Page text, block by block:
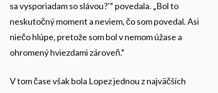
sa vysporiadam so slávou?’“ povedala. „Bol to
neskutočný moment a neviem, čo som povedal. Asi
niečo hlúpe, pretože som bol v nemom úžase a
ohromený hviezdami zároveň.“
V tom čase však bola Lopez jednou z najväčších